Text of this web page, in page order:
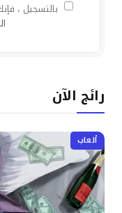
بالتسجيل ،
رائج الآن
ألعاب